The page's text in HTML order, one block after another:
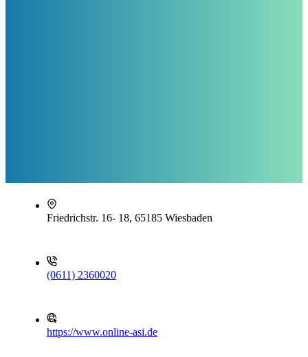
Friedrichstr. 16- 18, 65185 Wiesbaden
(0611) 2360020
https://www.online-asi.de